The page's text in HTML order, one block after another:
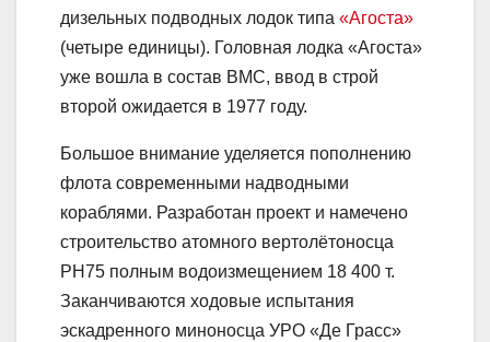
дизельных подводных лодок типа «Агоста»
(четыре единицы). Головная лодка «Агоста»
уже вошла в состав ВМС, ввод в строй
второй ожидается в 1977 году.
Большое внимание уделяется пополнению
флота современными надводными
кораблями. Разработан проект и намечено
строительство атомного вертолётоносца
РН75 полным водоизмещением 18 400 т.
Заканчиваются ходовые испытания
эскадренного миноносца УРО «Де Грасс»